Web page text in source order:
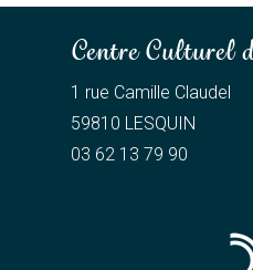
Centre Culturel
1 rue Camille Claudel
59810 LESQUIN
03 62 13 79 90